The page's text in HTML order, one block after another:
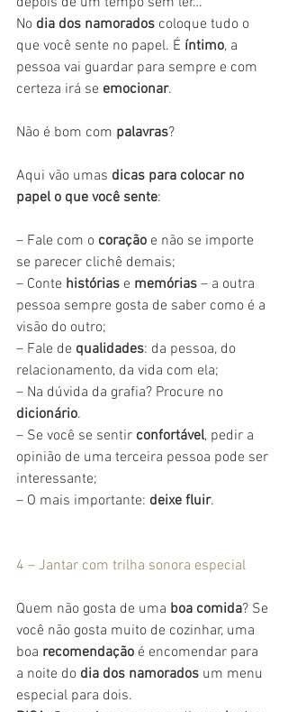
No dia dos namorados coloque tudo o
que você sente no papel. É íntimo, a
pessoa vai guardar para sempre e com
certeza irá se emocionar.
Não é bom com palavras?
Aqui vão umas dicas para colocar no
papel o que você sente:
– Fale com o coração e não se importe
se parecer clichê demais;
– Conte histórias e memórias – a outra
pessoa sempre gosta de saber como é a
visão do outro;
– Fale de qualidades: da pessoa, do
relacionamento, da vida com ela;
– Na dúvida da grafia? Procure no
dicionário.
– Se você se sentir confortável, pedir a
opinião de uma terceira pessoa pode ser
interessante;
– O mais importante: deixe fluir.
4 – Jantar com trilha sonora especial
Quem não gosta de uma boa comida? Se
você não gosta muito de cozinhar, uma
boa recomendação é encomendar para
a noite do dia dos namorados um menu
especial para dois.